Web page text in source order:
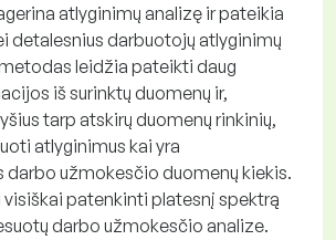
atlyginimų analizę ir pateikia
detalesnius darbuotojų atlyginimų
leidžia pateikti daug
iš surinktų duomenų ir,
tarp atskirų duomenų rinkinių,
atlyginimus kai yra
darbo užmokesčio duomenų kiekis.
patenkinti platesnį spektrą
darbo užmokesčio analize.